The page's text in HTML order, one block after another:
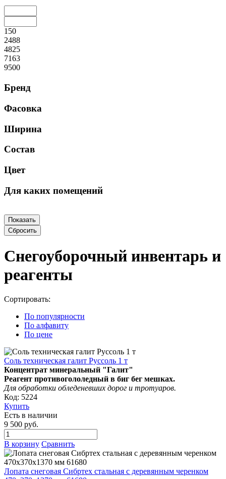
150
2488
4825
7163
9500
Бренд
Фасовка
Ширина
Состав
Цвет
Для каких помещений
Снегоуборочный инвентарь и
реагенты
Сортировать:
По популярности
По алфавиту
По цене
Соль техническая галит Руссоль 1 т
Концентрат минеральный "Галит"
Реагент противогололедный в биг бег мешках.
Для обработки обледеневших дорог и тротуаров.
Код: 5224
Купить
Есть в наличии
9 500 руб.
В корзину Сравнить
Лопата снеговая Сибртех стальная с деревянным черенком